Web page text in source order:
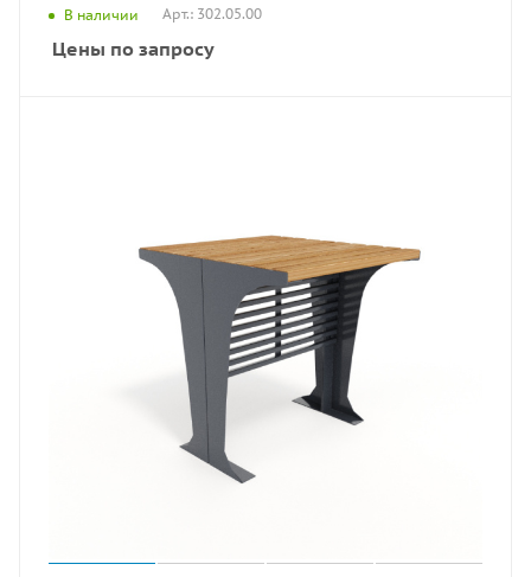
В наличии Арт.: 302.05.00
Цены по запросу